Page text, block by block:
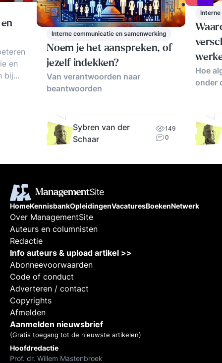
en
bij
Interne communicatie en samenwerking
Noem je het aanspreken, of
jezelf indekken?
Van verantwoorden naar
beantwoorden
Sybren van der
Schaar
149
0
Interne
Hoe
onder
HomeKennisbankOpleidingenVacaturesBoekenNetwerk
Over ManagementSite
Auteurs en columnisten
Redactie
Info auteurs & upload artikel >>
Abonneevoorwaarden
Code of conduct
Adverteren / contact
Copyrights
Afmelden
Aanmelden nieuwsbrief
(Gratis toegang tot de nieuwste artikelen)
Hoofdredactie
Prof. dr. Willem Mastenbroek